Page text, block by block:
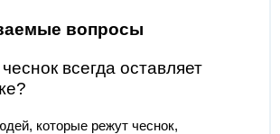
вопросы
всегда оставляет
которые режут чеснок,